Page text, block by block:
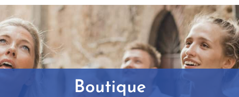
Boutique